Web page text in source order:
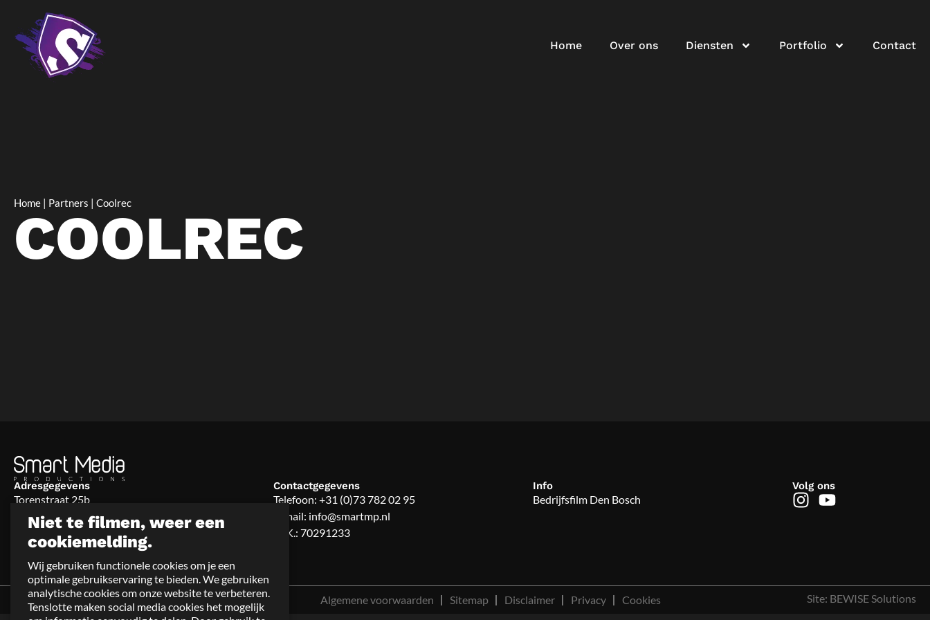
Home Over ons Diensten Portfolio Contact
Home | Partners | Coolrec
COOLREC
Adresgegevens
Torenstraat 25b
5151 JJ, Drunen
Contactgegevens
Telefoon: +31 (0)73 782 02 95
E-mail: info@smartmp.nl
KvK.: 70291233
Info
Bedrijfsfilm Den Bosch
Volg ons
© 2026 Smart Media Productions Algemene voorwaarden Sitemap Disclaimer Privacy Cookies Site: BEWISE Solutions
Niet te filmen, weer een
cookiemelding.
Wij gebruiken functionele cookies om je een
optimale gebruikservaring te bieden. We gebruiken
analytische cookies om onze website te verbeteren.
Tenslotte maken social media cookies het mogelijk